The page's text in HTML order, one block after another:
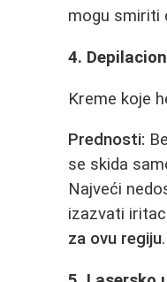
mogu smiriti
4.
Kreme koje
Prednosti:
se skida
Najveći
izazvati
za ovu regiju.